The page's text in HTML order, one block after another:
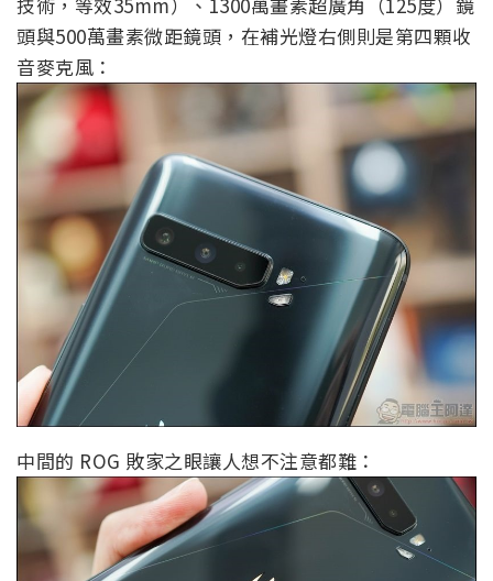
頭與500萬畫素微距鏡頭，在補光燈右側則是第四顆收
音麥克風：
中間的 ROG 敗家之眼讓人想不注意都難：